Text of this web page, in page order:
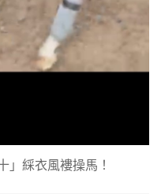
」綵衣風褸操馬！